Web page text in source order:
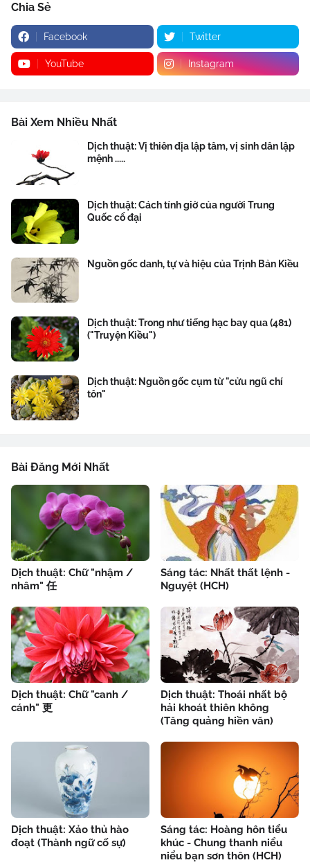
Chia Sẻ
Facebook Twitter
YouTube Instagram
Bài Xem Nhiều Nhất
Dịch thuật: Vị thiên địa lập tâm, vị sinh dân lập
mệnh .....
Dịch thuật: Cách tính giờ của người Trung
Quốc cổ đại
Nguồn gốc danh, tự và hiệu của Trịnh Bản Kiều
Dịch thuật: Trong như tiếng hạc bay qua (481)
("Truyện Kiều")
Dịch thuật: Nguồn gốc cụm từ "cửu ngũ chí
tôn"
Bài Đăng Mới Nhất
Dịch thuật: Chữ "nhậm /
nhâm" 任
Sáng tác: Nhất thất lệnh -
Nguyệt (HCH)
Dịch thuật: Chữ "canh /
cánh" 更
Dịch thuật: Thoái nhất bộ
hải khoát thiên không
(Tăng quảng hiền văn)
Dịch thuật: Xảo thủ hào
đoạt (Thành ngữ cố sự)
Sáng tác: Hoàng hôn tiểu
khúc - Chung thanh niểu
niểu bạn sơn thôn (HCH)